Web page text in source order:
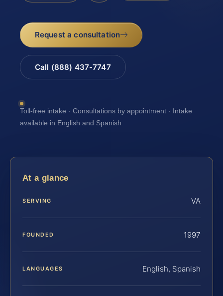
Request a consultation
Call (888) 437-7747
Toll-free intake · Consultations by appointment · Intake
available in English and Spanish
At a glance
SERVING VA
FOUNDED 1997
LANGUAGES English, Spanish